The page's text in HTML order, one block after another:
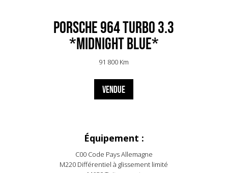
Porsche 964 Turbo 3.3
*Midnight Blue*
91 800 Km
VENDUE
Équipement :
C00 Code Pays Allemagne
M220 Différentiel à glissement limité